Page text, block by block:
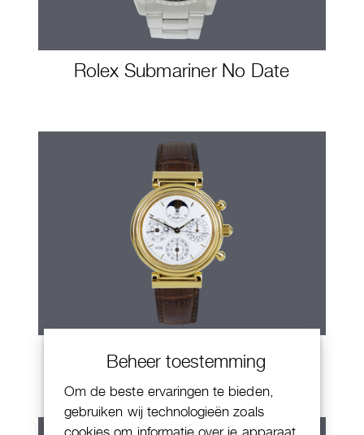
Beheer toestemming
Om de beste ervaringen te bieden,
gebruiken wij technologieën zoals
cookies om informatie over je apparaat
Rolex Submariner No Date
IWC Da Vinci